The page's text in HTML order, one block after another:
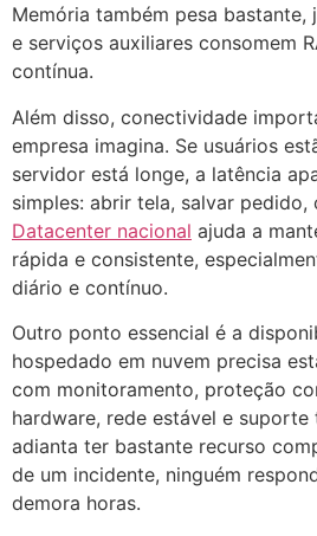
Memória também pesa bastante,
e serviços auxiliares consomem
contínua.
Além disso, conectividade
empresa imagina. Se usuários
servidor está longe, a latência
simples: abrir tela, salvar pedido,
Datacenter nacional ajuda a
rápida e consistente,
diário e contínuo.
Outro ponto essencial é a
hospedado em nuvem precisa
com monitoramento, proteção
hardware, rede estável e suporte
adianta ter bastante recurso
de um incidente, ninguém
demora horas.